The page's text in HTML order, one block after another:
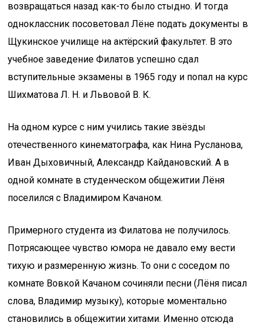
возвращаться назад как-то было стыдно. И тогда
одноклассник посоветовал Лёне подать документы в
Щукинское училище на актёрский факультет. В это
учебное заведение Филатов успешно сдал
вступительные экзамены в 1965 году и попал на курс
Шихматова Л. Н. и Львовой В. К.
На одном курсе с ним учились такие звёзды
отечественного кинематографа, как Нина Русланова,
Иван Дыховичный, Александр Кайдановский. А в
одной комнате в студенческом общежитии Лёня
поселился с Владимиром Качаном.
Примерного студента из Филатова не получилось.
Потрясающее чувство юмора не давало ему вести
тихую и размеренную жизнь. То они с соседом по
комнате Вовкой Качаном сочиняли песни (Лёня писал
слова, Владимир музыку), которые моментально
становились в общежитии хитами. Именно отсюда